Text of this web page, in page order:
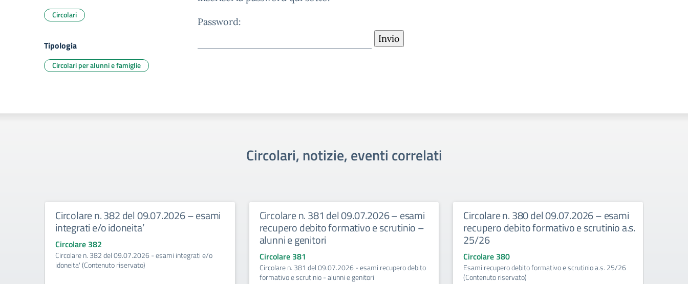
Password:
Circolari
Tipologia
Circolari per alunni e famiglie
Circolari, notizie, eventi correlati
Circolare n. 382 del 09.07.2026 – esami
integrati e/o idoneita’
Circolare 382
Circolare n. 382 del 09.07.2026 - esami integrati e/o
idoneita' (Contenuto riservato)
Circolare n. 381 del 09.07.2026 – esami
recupero debito formativo e scrutinio –
alunni e genitori
Circolare 381
Circolare n. 381 del 09.07.2026 - esami recupero debito
formativo e scrutinio - alunni e genitori
Circolare n. 380 del 09.07.2026 – esami
recupero debito formativo e scrutinio a.s.
25/26
Circolare 380
Esami recupero debito formativo e scrutinio a.s. 25/26
(Contenuto riservato)